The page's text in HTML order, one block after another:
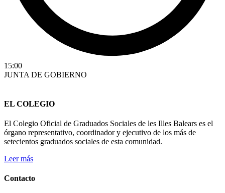
15:00
JUNTA DE GOBIERNO
EL COLEGIO
El Colegio Oficial de Graduados Sociales de les Illes Balears es el
órgano representativo, coordinador y ejecutivo de los más de
setecientos graduados sociales de esta comunidad.
Leer más
Contacto